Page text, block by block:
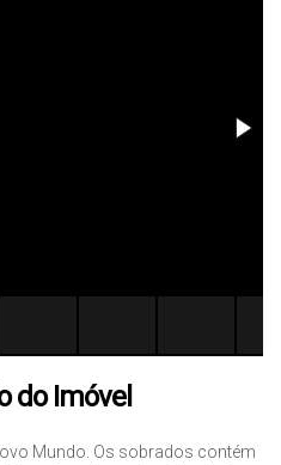
do Imóvel
Mundo. Os sobrados contém